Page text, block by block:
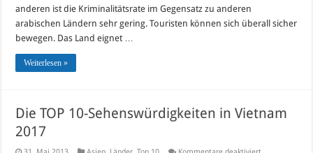
anderen ist die Kriminalitätsrate im Gegensatz zu anderen
arabischen Ländern sehr gering. Touristen können sich überall sicher
bewegen. Das Land eignet …
Weiterlesen »
Die TOP 10-Sehenswürdigkeiten in Vietnam
2017
für